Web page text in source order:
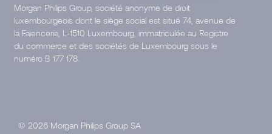
Morgan Philips Group, société anonyme de droit
luxembourgeois dont le siège social est situé 74, avenue de
la Faïencerie, L-1510 Luxembourg, immatriculée au Registre
du commerce et des sociétés de Luxembourg sous le
numéro B 177 178.
© 2026 Morgan Philips Group SA